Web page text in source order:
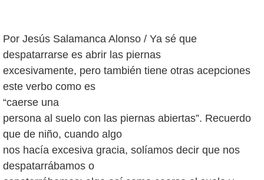
Por Jesús Salamanca Alonso / Ya sé que
despatarrarse es abrir las piernas
excesivamente, pero también tiene otras acepciones
este verbo como es
“caerse una
persona al suelo con las piernas abiertas”. Recuerdo
que de niño, cuando algo
nos hacía excesiva gracia, solíamos decir que nos
despatarrábamos o